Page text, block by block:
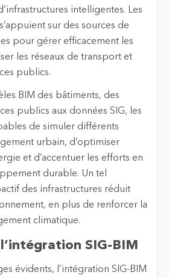
intelligentes. Les
sur des sources de
pour gérer efficacement les
les réseaux de transport et
publics.
BIM des bâtiments, des
publics aux données SIG, les
de simuler différents
urbain, d’optimiser
et d’accentuer les efforts en
durable. Un tel
des infrastructures réduit
en plus de renforcer la
climatique.
SIG-BIM
évidents, l’intégration SIG-BIM